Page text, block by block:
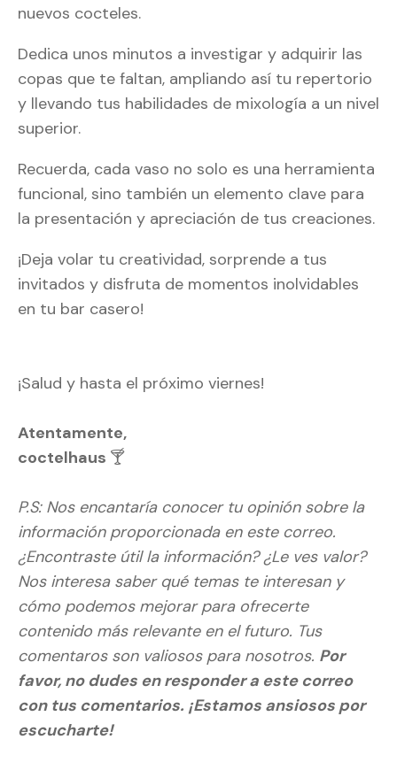
nuevos cocteles.
Dedica unos minutos a investigar y adquirir las
copas que te faltan, ampliando así tu repertorio
y llevando tus habilidades de mixología a un nivel
superior.
Recuerda, cada vaso no solo es una herramienta
funcional, sino también un elemento clave para
la presentación y apreciación de tus creaciones.
¡Deja volar tu creatividad, sorprende a tus
invitados y disfruta de momentos inolvidables
en tu bar casero!
¡Salud y hasta el próximo viernes!
Atentamente,
coctelhaus 🍸
P.S: Nos encantaría conocer tu opinión sobre la
información proporcionada en este correo.
¿Encontraste útil la información? ¿Le ves valor?
Nos interesa saber qué temas te interesan y
cómo podemos mejorar para ofrecerte
contenido más relevante en el futuro. Tus
comentaros son valiosos para nosotros. Por
favor, no dudes en responder a este correo
con tus comentarios. ¡Estamos ansiosos por
escucharte!